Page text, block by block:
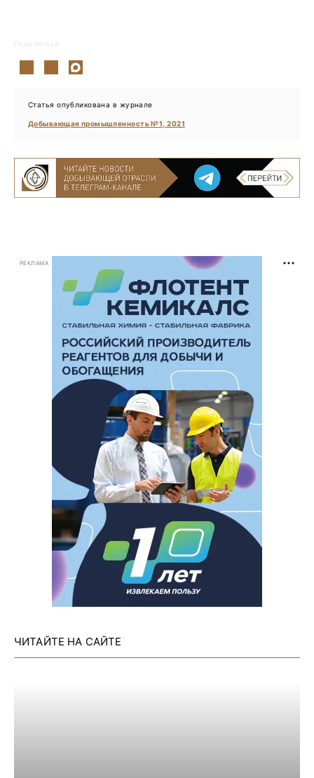
Поделиться:
Статья опубликована в журнале
Добывающая промышленность №1, 2021
РЕКЛАМА
ЧИТАЙТЕ НА САЙТЕ